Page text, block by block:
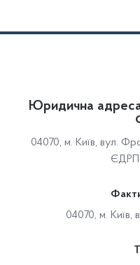
Юридична
04070, м. Київ, вул.
04070, м. Київ,